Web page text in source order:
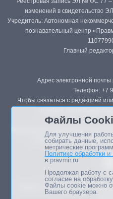
изменений в свидетельство
Учредитель: Автономная
познавательный центр
Главный
Адрес электронной почты
Телефон: +7
Чтобы связаться с редакцией
Републикация материалов сайта в
возможна только с
Мнение авторов статей
Файлы
Для улучшения
собирать данные,
метрические
Политике обработки
в pravmir.ru
Продолжая работу с
согласие на обработку
Файлы cookie можно
Вашего браузера.